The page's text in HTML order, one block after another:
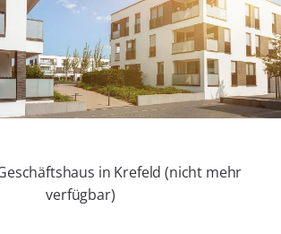
in Krefeld (nicht mehr
verfügbar)